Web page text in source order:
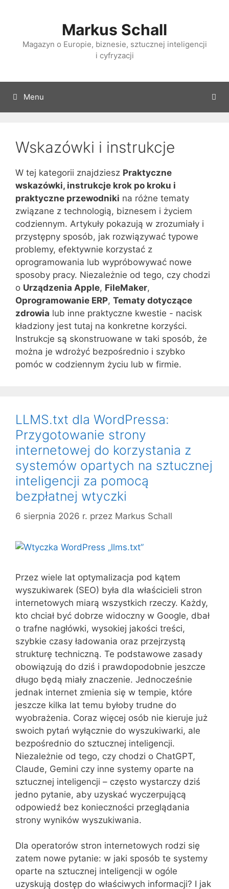
Markus Schall
Magazyn o Europie, biznesie, sztucznej inteligencji
i cyfryzacji
Menu
Wskazówki i instrukcje
W tej kategorii znajdziesz Praktyczne
wskazówki, instrukcje krok po kroku i
praktyczne przewodniki na różne tematy
związane z technologią, biznesem i życiem
codziennym. Artykuły pokazują w zrozumiały i
przystępny sposób, jak rozwiązywać typowe
problemy, efektywnie korzystać z
oprogramowania lub wypróbowywać nowe
sposoby pracy. Niezależnie od tego, czy chodzi
o Urządzenia Apple, FileMaker,
Oprogramowanie ERP, Tematy dotyczące
zdrowia lub inne praktyczne kwestie - nacisk
kładziony jest tutaj na konkretne korzyści.
Instrukcje są skonstruowane w taki sposób, że
można je wdrożyć bezpośrednio i szybko
pomóc w codziennym życiu lub w firmie.
LLMS.txt dla WordPressa:
Przygotowanie strony
internetowej do korzystania z
systemów opartych na sztucznej
inteligencji za pomocą
bezpłatnej wtyczki
6 sierpnia 2026 r. przez Markus Schall
Przez wiele lat optymalizacja pod kątem
wyszukiwarek (SEO) była dla właścicieli stron
internetowych miarą wszystkich rzeczy. Każdy,
kto chciał być dobrze widoczny w Google, dbał
o trafne nagłówki, wysokiej jakości treści,
szybkie czasy ładowania oraz przejrzystą
strukturę techniczną. Te podstawowe zasady
obowiązują do dziś i prawdopodobnie jeszcze
długo będą miały znaczenie. Jednocześnie
jednak internet zmienia się w tempie, które
jeszcze kilka lat temu byłoby trudne do
wyobrażenia. Coraz więcej osób nie kieruje już
swoich pytań wyłącznie do wyszukiwarki, ale
bezpośrednio do sztucznej inteligencji.
Niezależnie od tego, czy chodzi o ChatGPT,
Claude, Gemini czy inne systemy oparte na
sztucznej inteligencji – często wystarczy dziś
jedno pytanie, aby uzyskać wyczerpującą
odpowiedź bez konieczności przeglądania
strony wyników wyszukiwania.
Dla operatorów stron internetowych rodzi się
zatem nowe pytanie: w jaki sposób te systemy
oparte na sztucznej inteligencji w ogóle
uzyskują dostęp do właściwych informacji? I jak